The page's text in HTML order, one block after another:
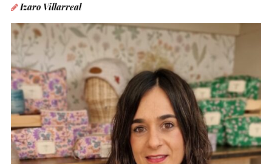
Izaro Villarreal